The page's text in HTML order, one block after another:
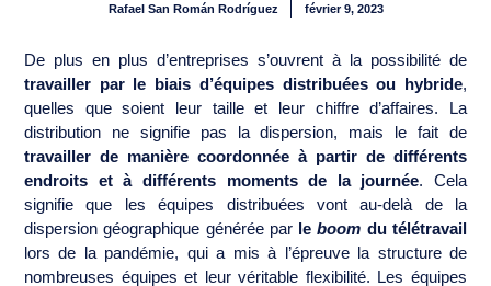
Rafael San Román Rodríguez février 9, 2023
De plus en plus d’entreprises s’ouvrent à la possibilité de
travailler par le biais d’équipes distribuées ou hybride,
quelles que soient leur taille et leur chiffre d’affaires. La
distribution ne signifie pas la dispersion, mais le fait de
travailler de manière coordonnée à partir de différents
endroits et à différents moments de la journée. Cela
signifie que les équipes distribuées vont au-delà de la
dispersion géographique générée par leboom du télétravail
lors de la pandémie, qui a mis à l’épreuve la structure de
nombreuses équipes et leur véritable flexibilité. Les équipes